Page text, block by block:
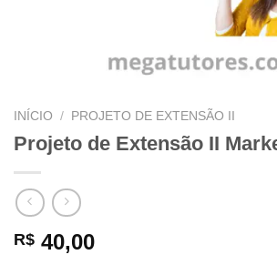
INÍCIO / PROJETO DE EXTENSÃO II
Projeto de Extensão II
R$ 40,00